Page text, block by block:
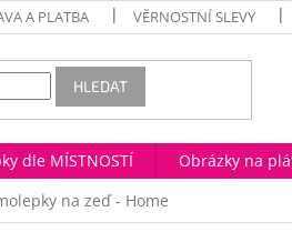
A PLATBA VĚRNOSTNÍ SLEVY
HLEDAT
dle MÍSTNOSTÍ Obrázky na
na zeď - Home